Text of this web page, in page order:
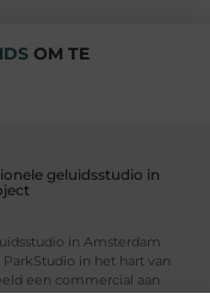
OM TE
geluidsstudio in
in Amsterdam
in het hart van
een commercial aan